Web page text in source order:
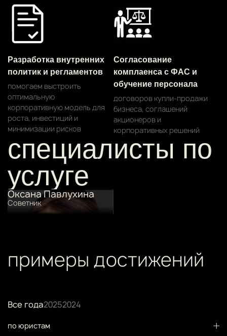
Разработка внутренних
политик и регламентов
помогаем выстроить
оптимальную
корпоративную модель для
роста, инвестиций и
минимизации рисков
Согласование
комплаенса с ФАС и
обучение персонала
договоров купли-продажи
бизнеса, соглашений
акционеров и
корпоративных решений
специалисты по
услуге
Оксана Павлухина
Cоветник
примеры достижений
Все года20252024
по юристам